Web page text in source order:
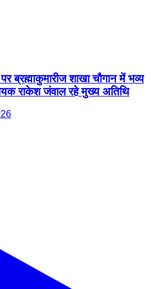
ब्रह्माकुमारीज शाखा चौगान में भव्य
राकेश जंवाल रहे मुख्य अतिथि